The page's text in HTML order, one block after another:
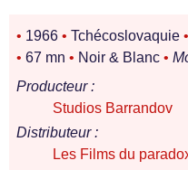
• 1966 • Tchécoslovaquie •
• 67 mn • Noir & Blanc •
Producteur :
Studios Barrandov
Distributeur :
Les Films du